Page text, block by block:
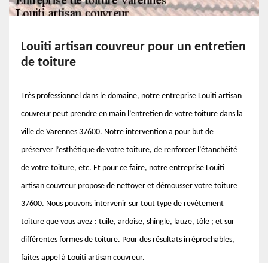
Louiti artisan couvreur pour un entretien
de toiture
Très professionnel dans le domaine, notre entreprise Louiti artisan
couvreur peut prendre en main l’entretien de votre toiture dans la
ville de Varennes 37600. Notre intervention a pour but de
préserver l’esthétique de votre toiture, de renforcer l’étanchéité
de votre toiture, etc. Et pour ce faire, notre entreprise Louiti
artisan couvreur propose de nettoyer et démousser votre toiture
37600. Nous pouvons intervenir sur tout type de revêtement
toiture que vous avez : tuile, ardoise, shingle, lauze, tôle ; et sur
différentes formes de toiture. Pour des résultats irréprochables,
faites appel à Louiti artisan couvreur.